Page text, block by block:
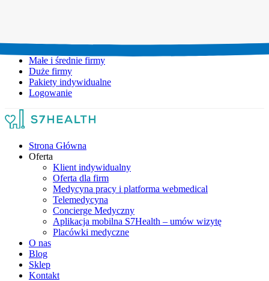
Małe i średnie firmy
Duże firmy
Pakiety indywidualne
Logowanie
Strona Główna
Oferta
Klient indywidualny
Oferta dla firm
Medycyna pracy i platforma webmedical
Telemedycyna
Concierge Medyczny
Aplikacja mobilna S7Health – umów wizytę
Placówki medyczne
O nas
Blog
Sklep
Kontakt